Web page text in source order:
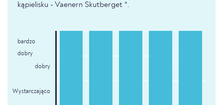
kąpielisku - Vaenern Skutberget *.
bardzo
dobry
dobry
Wystarczająco